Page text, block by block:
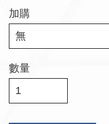
加購
數量